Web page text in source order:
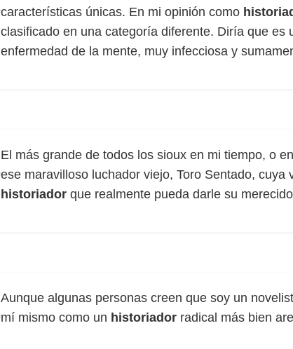
características únicas. En mi opinión como
clasificado en una categoría diferente. Diría que es
enfermedad de la mente, muy infecciosa y
El más grande de todos los sioux en mi tiempo, o
ese maravilloso luchador viejo, Toro Sentado, cuya
historiador que realmente pueda darle su
Aunque algunas personas creen que soy un
mí mismo como un historiador radical más bien